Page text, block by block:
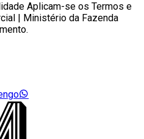
Aplicam-se os Termos e
| Ministério da Fazenda